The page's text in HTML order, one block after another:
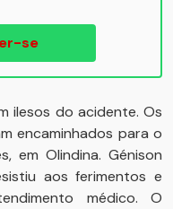
se
ilesos do acidente. Os
encaminhados para o
em Olindina. Génison
aos ferimentos e
médico. O